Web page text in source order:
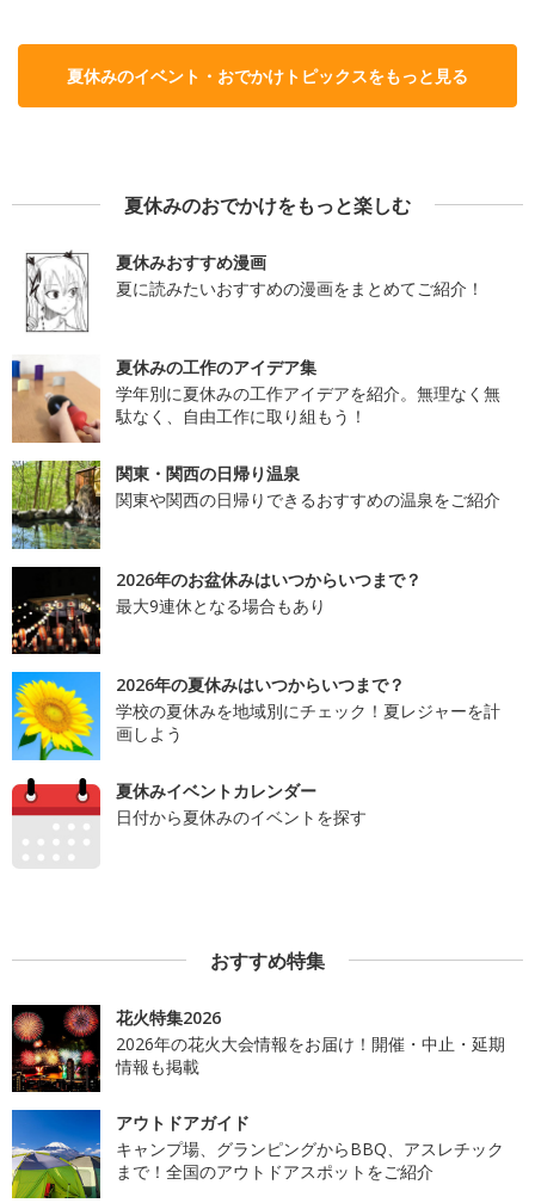
夏休みのイベント・おでかけトピックスをもっと見る
夏休みのおでかけをもっと楽しむ
夏休みおすすめ漫画
夏に読みたいおすすめの漫画をまとめてご紹介！
夏休みの工作のアイデア集
学年別に夏休みの工作アイデアを紹介。無理なく無
駄なく、自由工作に取り組もう！
関東・関西の日帰り温泉
関東や関西の日帰りできるおすすめの温泉をご紹介
2026年のお盆休みはいつからいつまで？
最大9連休となる場合もあり
2026年の夏休みはいつからいつまで？
学校の夏休みを地域別にチェック！夏レジャーを計
画しよう
夏休みイベントカレンダー
日付から夏休みのイベントを探す
おすすめ特集
花火特集2026
2026年の花火大会情報をお届け！開催・中止・延期
情報も掲載
アウトドアガイド
キャンプ場、グランピングからBBQ、アスレチック
まで！全国のアウトドアスポットをご紹介